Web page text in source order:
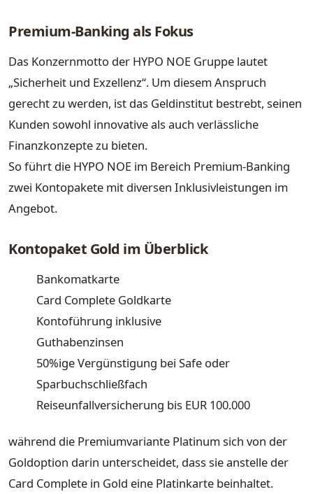
Premium-Banking als Fokus
Das Konzernmotto der HYPO NOE Gruppe lautet
„Sicherheit und Exzellenz“. Um diesem Anspruch
gerecht zu werden, ist das Geldinstitut bestrebt, seinen
Kunden sowohl innovative als auch verlässliche
Finanzkonzepte zu bieten.
So führt die HYPO NOE im Bereich Premium-Banking
zwei Kontopakete mit diversen Inklusivleistungen im
Angebot.
Kontopaket Gold im Überblick
Bankomatkarte
Card Complete Goldkarte
Kontoführung inklusive
Guthabenzinsen
50%ige Vergünstigung bei Safe oder
Sparbuchschließfach
Reiseunfallversicherung bis EUR 100.000
während die Premiumvariante Platinum sich von der
Goldoption darin unterscheidet, dass sie anstelle der
Card Complete in Gold eine Platinkarte beinhaltet.